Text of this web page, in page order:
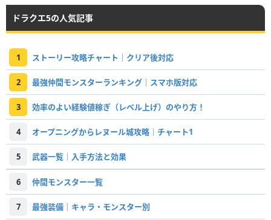
ドラクエ5の人気記事
1 ストーリー攻略チャート｜クリア後対応
2 最強仲間モンスターランキング｜スマホ版対応
3 効率のよい経験値稼ぎ（レベル上げ）のやり方！
4 オープニングからレヌール城攻略｜チャート1
5 武器一覧｜入手方法と効果
6 仲間モンスター一覧
7 最強装備｜キャラ・モンスター別